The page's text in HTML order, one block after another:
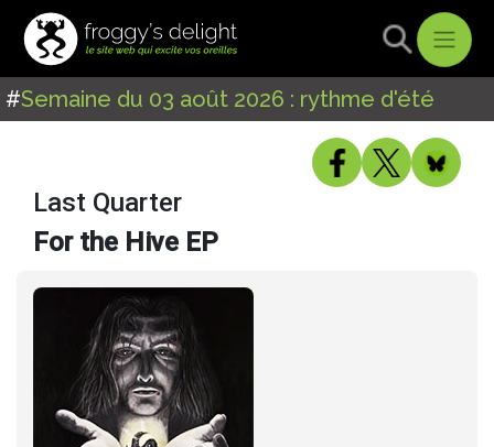
#Semaine du 03 août 2026 : rythme d'été
Last Quarter
For the Hive EP